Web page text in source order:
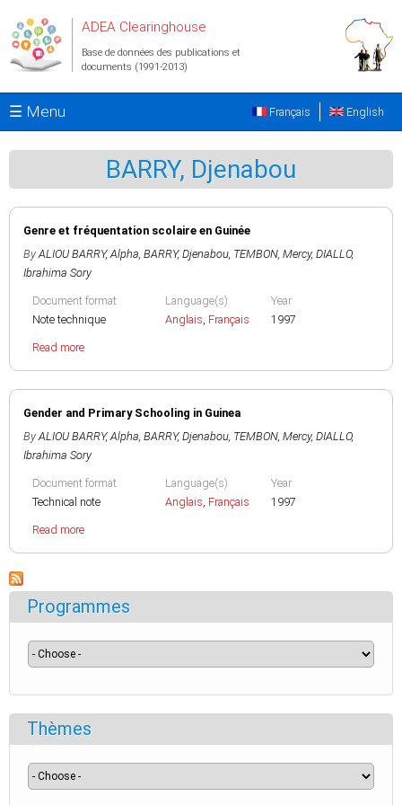
ADEA Clearinghouse
Base de données des publications et
documents (1991-2013)
☰ Menu English
Français
BARRY, Djenabou
Genre et fréquentation scolaire en Guinée
By ALIOU BARRY, Alpha, BARRY, Djenabou, TEMBON, Mercy, DIALLO,
Ibrahima Sory
Document format
Note technique
Language(s)
Anglais, Français
Year
1997
Read more
Gender and Primary Schooling in Guinea
By ALIOU BARRY, Alpha, BARRY, Djenabou, TEMBON, Mercy, DIALLO,
Ibrahima Sory
Document format
Technical note
Language(s)
Anglais, Français
Year
1997
Read more
Programmes
Thèmes